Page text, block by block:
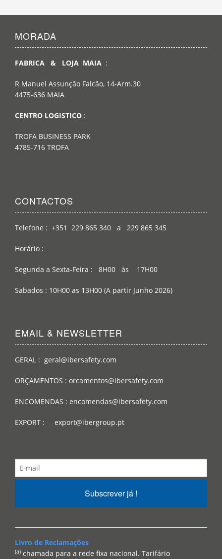
MORADA
FABRICA & LOJA MAIA :
R Manuel Assunção Falcão, 14-Arm.30
4475-636 MAIA
CENTRO LOGISTICO :
TROFA BUSINESS PARK
4785-716 TROFA
CONTACTOS
Telefone : +351 229 865 340 a 229 865 345
Horário :
Segunda a Sexta-Feira : 8H00 às 17H00
Sabados : 10H00 as 13H00 (A partir Junho 2026)
EMAIL & NEWSLETTER
GERAL : geral@ibersafety.com
ORÇAMENTOS : orcamentos@ibersafety.com
ENCOMENDAS : encomendas@ibersafety.com
EXPORT : export@ibergroup.pt
Subscrever já !
Livro de Reclamações
(a) chamada para a rede fixa nacional. Tarifário